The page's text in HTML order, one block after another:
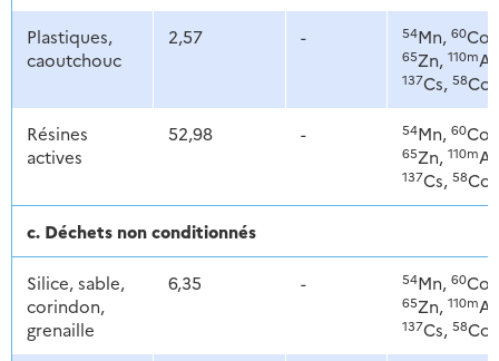
Plastiques,
caoutchouc
2,57 - 54Mn, 60Co,
65Zn, 110m
137Cs, 58Co
Résines
actives
52,98 - 54Mn, 60Co,
65Zn, 110m
137Cs, 58Co
c. Déchets non conditionnés
Silice, sable,
corindon,
grenaille
6,35 - 54Mn, 60Co,
65Zn, 110m
137Cs, 58Co